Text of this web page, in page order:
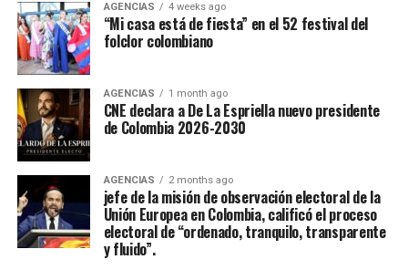
AGENCIAS 4 weeks ago
“Mi casa está de fiesta” en el 52 festival del
folclor colombiano
AGENCIAS 1 month ago
CNE declara a De La Espriella nuevo presidente
de Colombia 2026-2030
AGENCIAS 2 months ago
jefe de la misión de observación electoral de la
Unión Europea en Colombia, calificó el proceso
electoral de “ordenado, tranquilo, transparente
y fluido”.